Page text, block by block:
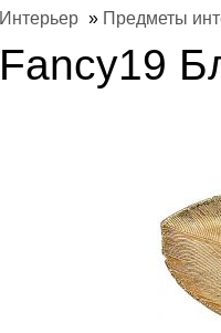
Интерьер » Предметы
Fancy19